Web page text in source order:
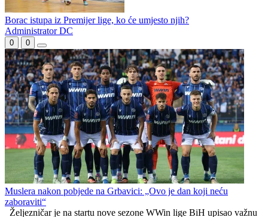
Doskorašnji trener Jahorine u stručnom štabu podgoričke
Budućnosti
Petronijević novo pojačanje Leotara
Predrag Šešelj novi futsaler Partizana